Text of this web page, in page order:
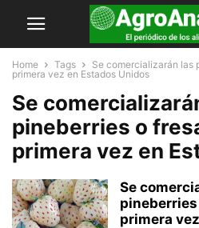
Home Tags
Se comercializarán las
primera vez en Estados Unidos
Se
pineberries o
primera vez en
Se
primera